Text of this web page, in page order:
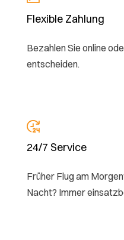
Flexible Zahlung
Bezahlen Sie online
entscheiden.
24/7 Service
Früher Flug am
Nacht? Immer